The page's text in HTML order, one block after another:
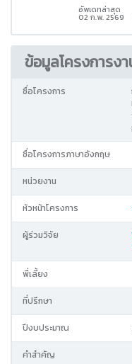
อัพเดทล่าสุด
02 ก.พ. 2569
ข้อมูลโครงการง
ชื่อโครงการ
ชื่อโครงการภาษาอังกฤษ
หน่วยงาน
หัวหน้าโครงการ
ผู้ร่วมวิจัย
พี่เลี้ยง
ที่ปรึกษา
ปีงบประมาณ
คำสำคัญ